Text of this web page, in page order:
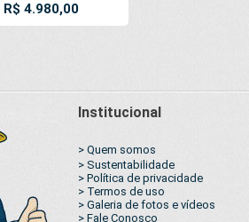
Fosco AntiChamas
50cm
R$ 4.980,00
Institucional
> Quem somos
> Sustentabilidade
> Política de privacidade
> Termos de uso
> Galeria de fotos e vídeos
> Fale Conosco